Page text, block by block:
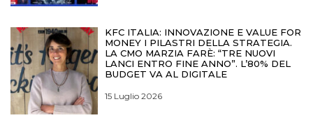
KFC ITALIA: INNOVAZIONE E VALUE FOR
MONEY I PILASTRI DELLA STRATEGIA.
LA CMO MARZIA FARÈ: “TRE NUOVI
LANCI ENTRO FINE ANNO”. L’80% DEL
BUDGET VA AL DIGITALE
15 Luglio 2026